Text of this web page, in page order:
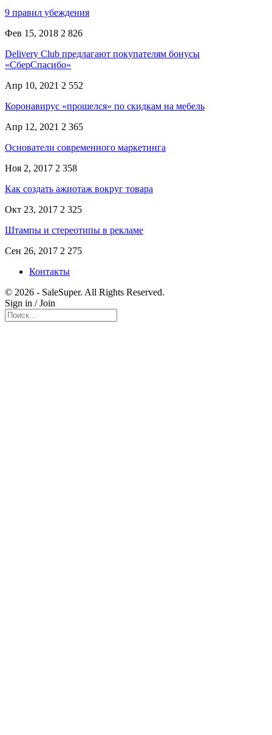
9 правил убеждения
Фев 15, 2018 2 826
Delivery Club предлагают покупателям бонусы
«СберСпасибо»
Апр 10, 2021 2 552
Коронавирус «прошелся» по скидкам на мебель
Апр 12, 2021 2 365
Основатели современного маркетинга
Ноя 2, 2017 2 358
Как создать ажиотаж вокруг товара
Окт 23, 2017 2 325
Штампы и стереотипы в рекламе
Сен 26, 2017 2 275
Контакты
© 2026 - SaleSuper. All Rights Reserved.
Sign in / Join